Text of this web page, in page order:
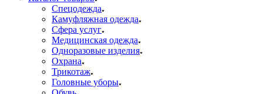
Спецодежда
Камуфляжная одежда
Сфера услуг
Медицинская одежда
Одноразовые изделия
Охрана
Трикотаж
Головные уборы